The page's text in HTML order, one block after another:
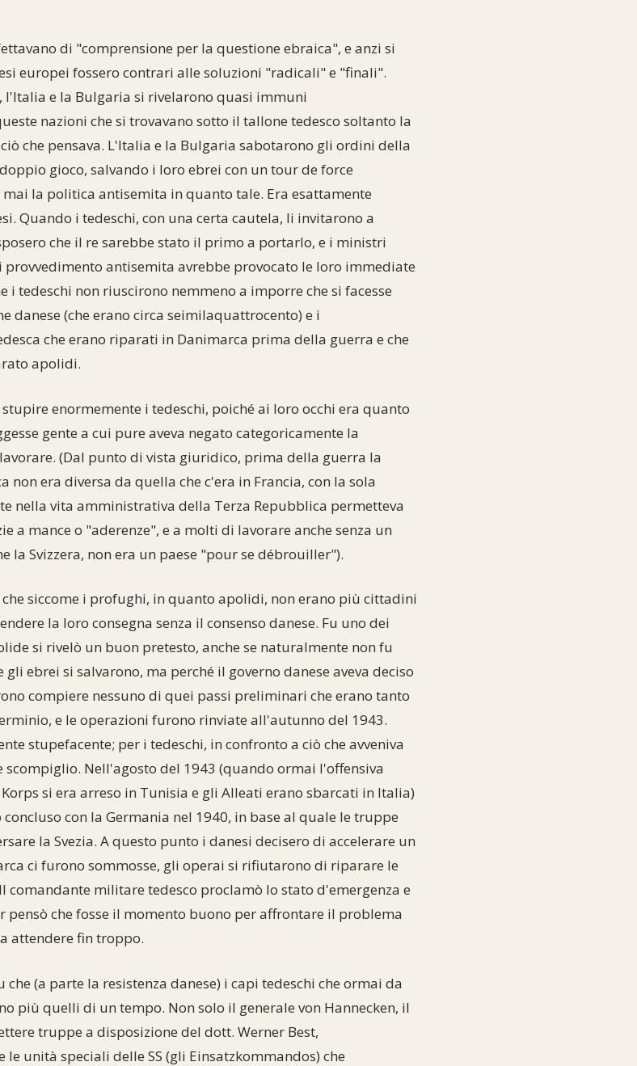
di "comprensione per la questione ebraica", e anzi si
europei fossero contrari alle soluzioni "radicali" e "finali".
l'Italia e la Bulgaria si rivelarono quasi immuni
nazioni che si trovavano sotto il tallone tedesco soltanto la
che pensava. L'Italia e la Bulgaria sabotarono gli ordini della
gioco, salvando i loro ebrei con un tour de force
la politica antisemita in quanto tale. Era esattamente
Quando i tedeschi, con una certa cautela, li invitarono a
che il re sarebbe stato il primo a portarlo, e i ministri
provvedimento antisemita avrebbe provocato le loro immediate
tedeschi non riuscirono nemmeno a imporre che si facesse
danese (che erano circa seimilaquattrocento) e i
che erano riparati in Danimarca prima della guerra e che
apolidi.
enormemente i tedeschi, poiché ai loro occhi era quanto
gente a cui pure aveva negato categoricamente la
(Dal punto di vista giuridico, prima della guerra la
era diversa da quella che c'era in Francia, con la sola
nella vita amministrativa della Terza Repubblica permetteva
a mance o "aderenze", e a molti di lavorare anche senza un
la Svizzera, non era un paese "pour se débrouiller").
siccome i profughi, in quanto apolidi, non erano più cittadini
la loro consegna senza il consenso danese. Fu uno dei
si rivelò un buon pretesto, anche se naturalmente non fu
ebrei si salvarono, ma perché il governo danese aveva deciso
compiere nessuno di quei passi preliminari che erano tanto
e le operazioni furono rinviate all'autunno del 1943.
stupefacente; per i tedeschi, in confronto a ciò che avveniva
Nell'agosto del 1943 (quando ormai l'offensiva
si era arreso in Tunisia e gli Alleati erano sbarcati in Italia)
con la Germania nel 1940, in base al quale le truppe
la Svezia. A questo punto i danesi decisero di accelerare un
ci furono sommosse, gli operai si rifiutarono di riparare le
comandante militare tedesco proclamò lo stato d'emergenza e
pensò che fosse il momento buono per affrontare il problema
attendere fin troppo.
(a parte la resistenza danese) i capi tedeschi che ormai da
più quelli di un tempo. Non solo il generale von Hannecken, il
truppe a disposizione del dott. Werner Best,
unità speciali delle SS (gli Einsatzkommandos) che